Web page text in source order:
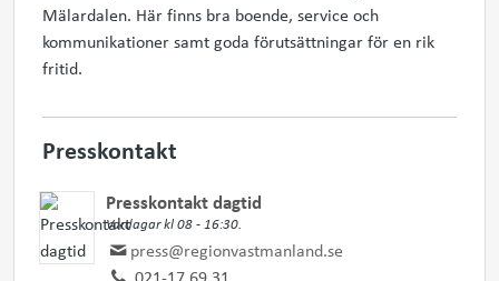
Mälardalen. Här finns bra boende, service och
kommunikationer samt goda förutsättningar för en rik
fritid.
Presskontakt
Presskontakt dagtid
Vardagar kl 08 - 16:30.
press@regionvastmanland.se